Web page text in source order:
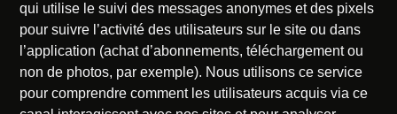
qui utilise le suivi des messages anonymes et des pixels
pour suivre l’activité des utilisateurs sur le site ou dans
l’application (achat d’abonnements, téléchargement ou
non de photos, par exemple). Nous utilisons ce service
pour comprendre comment les utilisateurs acquis via ce